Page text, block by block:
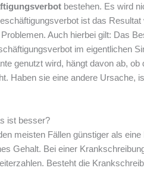
bestehen. Es wird
ist das
Auch hierbei gilt: Das
im eigentlichen
genutzt wird, hängt davon ab,
Haben sie eine andere Ursache,
ist besser?
meisten Fällen günstiger als
Gehalt. Bei einer
Besteht die